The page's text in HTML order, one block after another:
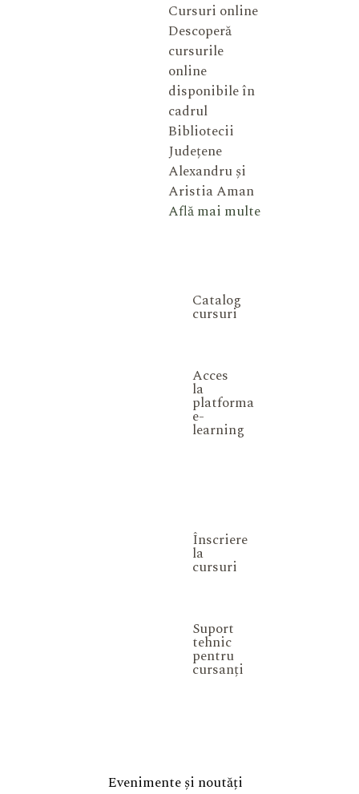
Cursuri online
Descoperă
cursurile
online
disponibile în
cadrul
Bibliotecii
Județene
Alexandru și
Aristia Aman
Află mai multe
Catalog
cursuri
Acces
la
platforma
e-
learning
Înscriere
la
cursuri
Suport
tehnic
pentru
cursanți
Evenimente și noutăți